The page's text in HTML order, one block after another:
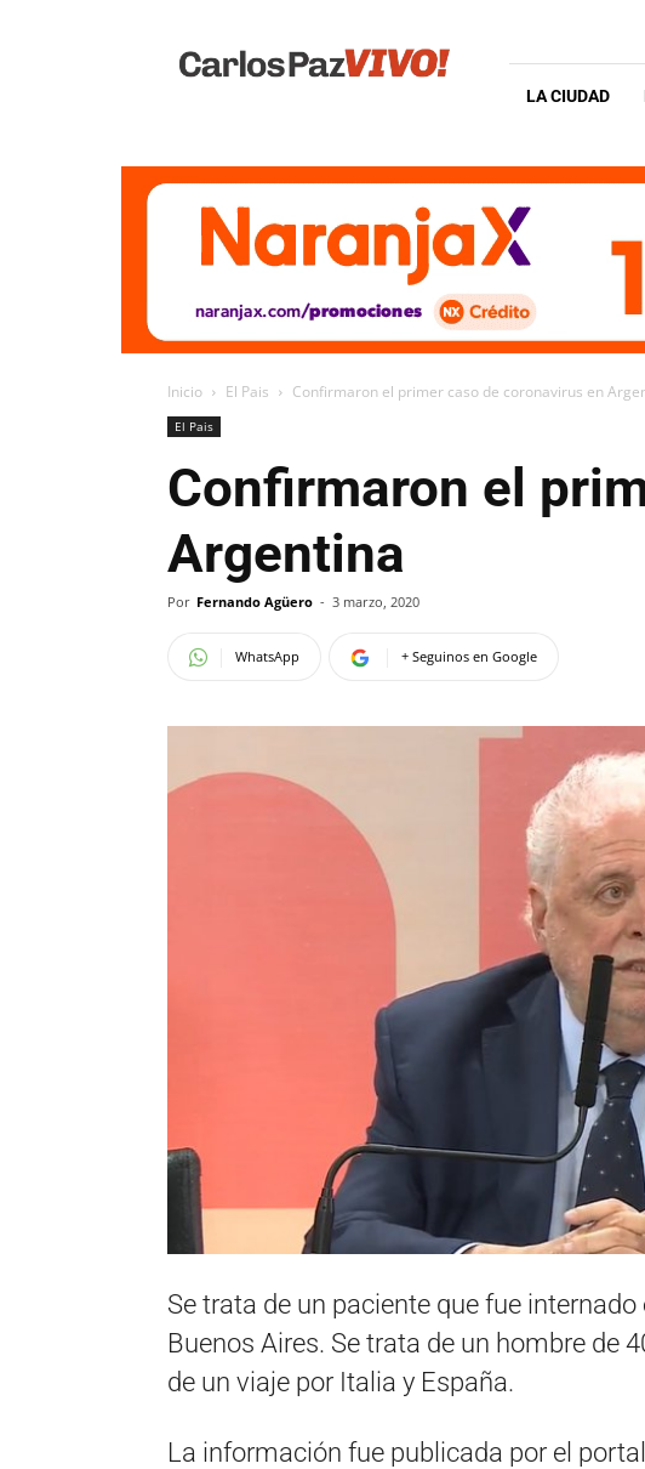
Vivo
LA CIUDAD
Inicio El Pais Confirmaron el primer caso de coronavirus en
El Pais
Confirmaron el
Argentina
Por Fernando Agüero - 3 marzo, 2020
WhatsApp + Seguinos en Google
Se trata de un paciente que fue
Buenos Aires. Se trata de un hombre de
de un viaje por Italia y España.
La información fue publicada por el